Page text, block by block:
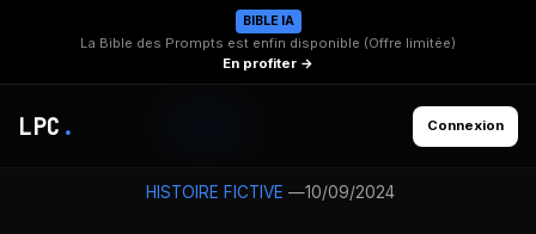
BIBLE IA
La Bible des Prompts est enfin disponible (Offre limitée)
En profiter →
LPC . Connexion
HISTOIRE FICTIVE —10/09/2024